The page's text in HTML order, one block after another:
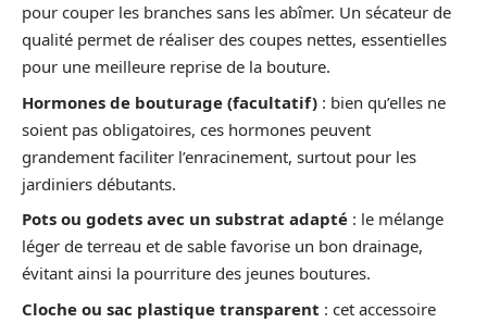
pour couper les branches sans les abîmer. Un sécateur de
qualité permet de réaliser des coupes nettes, essentielles
pour une meilleure reprise de la bouture.
Hormones de bouturage (facultatif) : bien qu’elles ne
soient pas obligatoires, ces hormones peuvent
grandement faciliter l’enracinement, surtout pour les
jardiniers débutants.
Pots ou godets avec un substrat adapté : le mélange
léger de terreau et de sable favorise un bon drainage,
évitant ainsi la pourriture des jeunes boutures.
Cloche ou sac plastique transparent : cet accessoire